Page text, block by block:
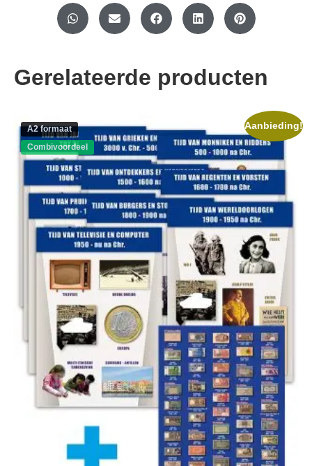
Gerelateerde producten
A2 formaat
Combivoordeel
Aanbieding!